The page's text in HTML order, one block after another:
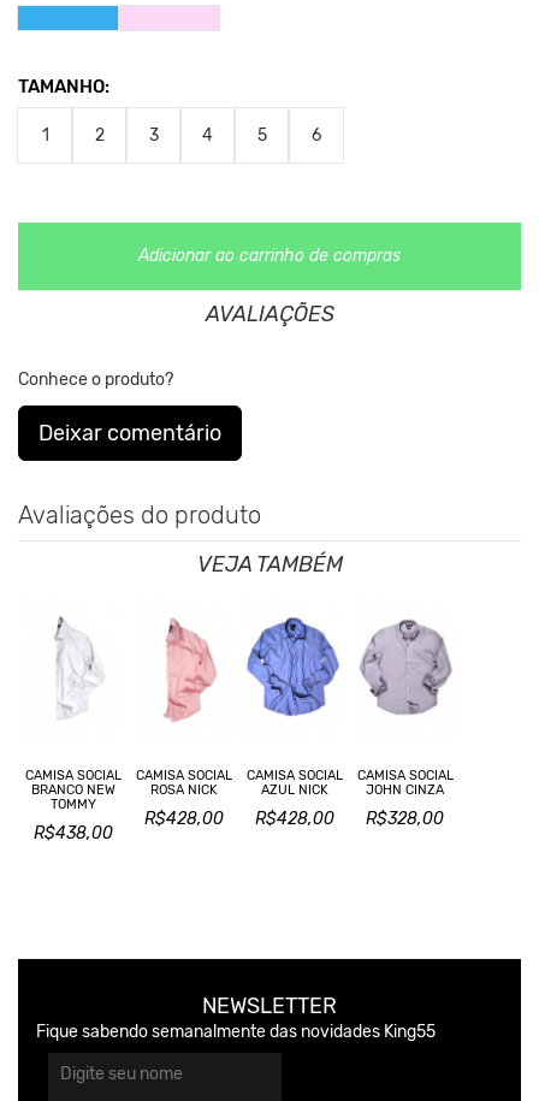
3-Largura 55cm - Comprimento 77cm
4-Largura 56cm - Comprimento 79cm
**As cores podem variar conforme a configuração do seu
TAMANHO:
1 2 3 4 5 6
Adicionar ao carrinho de compras
AVALIAÇÕES
Conhece o produto?
Deixar comentário
Avaliações do produto
VEJA TAMBÉM
CAMISA SOCIAL
BRANCO NEW
TOMMY
R$438,00
CAMISA SOCIAL
ROSA NICK
R$428,00
CAMISA SOCIAL
AZUL NICK
R$428,00
CAMISA SOCIAL
JOHN CINZA
R$328,00
NEWSLETTER
Fique sabendo semanalmente das novidades King55